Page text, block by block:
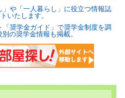
」や「一人暮らし」に役立つ情報誌
いたします。
「奨学金ガイド」で奨学金制度を調
の奨学金情報も掲載。